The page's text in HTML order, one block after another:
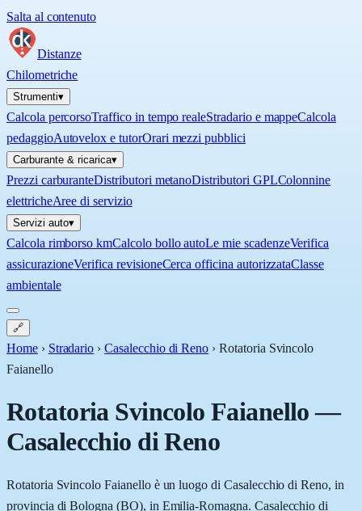
Salta al contenuto
Distanze
Chilometriche
Strumenti▾
Calcola percorsoTraffico in tempo realeStradario e mappeCalcola
pedaggioAutovelox e tutorOrari mezzi pubblici
Carburante & ricarica▾
Prezzi carburanteDistributori metanoDistributori GPLColonnine
elettricheAree di servizio
Servizi auto▾
Calcola rimborso kmCalcolo bollo autoLe mie scadenzeVerifica
assicurazioneVerifica revisioneCerca officina autorizzataClasse
ambientale
🔗
Home › Stradario › Casalecchio di Reno ›Rotatoria Svincolo
Faianello
Rotatoria Svincolo Faianello—
Casalecchio di Reno
Rotatoria Svincolo Faianello è un luogo di Casalecchio di Reno, in
provincia di Bologna (BO), in Emilia-Romagna. Casalecchio di